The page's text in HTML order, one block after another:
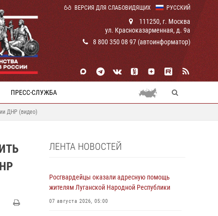
РУССКИЙ
ВЕРСИЯ ДЛЯ СЛАБОВИДЯЩИХ
111250, г. Москва
ул. Красноказарменная, д. 9а
8 800 350 08 97 (автоинформатор)
ПРЕСС-СЛУЖБА
ДНР (видео)
ЛЕНТА НОВОСТЕЙ
Росгвардейцы оказали адресную помощь
жителям Луганской Народной Республики
07 августа 2026, 05:00